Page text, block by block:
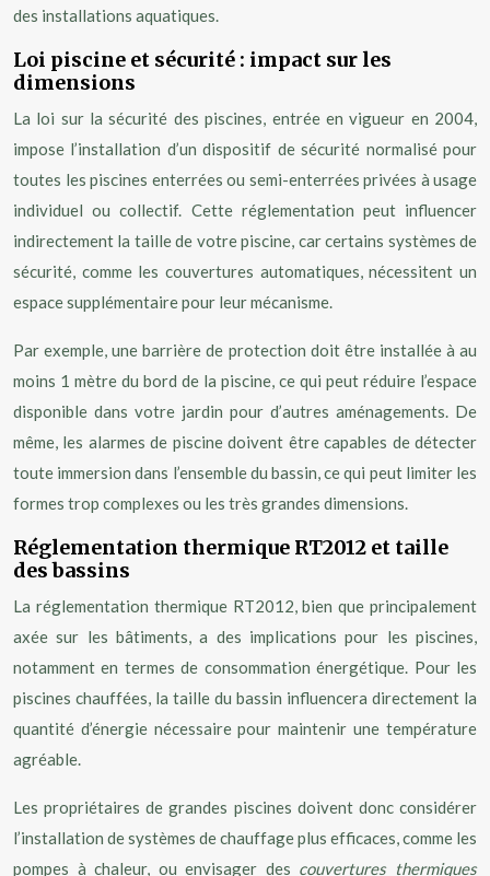
des installations aquatiques.
Loi piscine et sécurité : impact sur les
dimensions
La loi sur la sécurité des piscines, entrée en vigueur en 2004,
impose l’installation d’un dispositif de sécurité normalisé pour
toutes les piscines enterrées ou semi-enterrées privées à usage
individuel ou collectif. Cette réglementation peut influencer
indirectement la taille de votre piscine, car certains systèmes de
sécurité, comme les couvertures automatiques, nécessitent un
espace supplémentaire pour leur mécanisme.
Par exemple, une barrière de protection doit être installée à au
moins 1 mètre du bord de la piscine, ce qui peut réduire l’espace
disponible dans votre jardin pour d’autres aménagements. De
même, les alarmes de piscine doivent être capables de détecter
toute immersion dans l’ensemble du bassin, ce qui peut limiter les
formes trop complexes ou les très grandes dimensions.
Réglementation thermique RT2012 et taille
des bassins
La réglementation thermique RT2012, bien que principalement
axée sur les bâtiments, a des implications pour les piscines,
notamment en termes de consommation énergétique. Pour les
piscines chauffées, la taille du bassin influencera directement la
quantité d’énergie nécessaire pour maintenir une température
agréable.
Les propriétaires de grandes piscines doivent donc considérer
l’installation de systèmes de chauffage plus efficaces, comme les
pompes à chaleur, ou envisager des couvertures thermiques